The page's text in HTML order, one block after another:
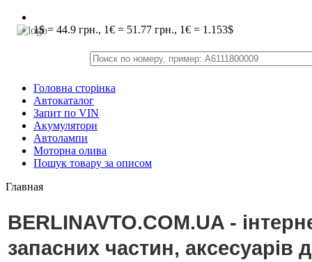
1$ = 44.9 грн., 1€ = 51.77 грн., 1€ = 1.153$
Головна сторінка
Автокаталог
Запит по VIN
Акумулятори
Автолампи
Моторна олива
Пошук товару за описом
Главная
BERLINAVTO.COM.UA -
запасних частин, аксесуарів